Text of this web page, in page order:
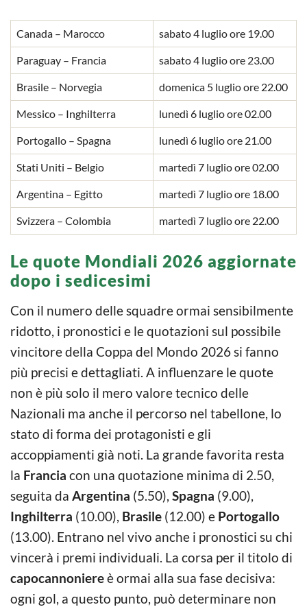
Canada – Marocco sabato 4 luglio ore 19.00
Paraguay – Francia sabato 4 luglio ore 23.00
Brasile – Norvegia domenica 5 luglio ore 22.00
Messico – Inghilterra lunedì 6 luglio ore 02.00
Portogallo – Spagna lunedì 6 luglio ore 21.00
Stati Uniti – Belgio martedì 7 luglio ore 02.00
Argentina – Egitto martedì 7 luglio ore 18.00
Svizzera – Colombia martedì 7 luglio ore 22.00
Le quote Mondiali 2026 aggiornate
dopo i sedicesimi
Con il numero delle squadre ormai sensibilmente
ridotto, i pronostici e le quotazioni sul possibile
vincitore della Coppa del Mondo 2026 si fanno
più precisi e dettagliati. A influenzare le quote
non è più solo il mero valore tecnico delle
Nazionali ma anche il percorso nel tabellone, lo
stato di forma dei protagonisti e gli
accoppiamenti già noti. La grande favorita resta
la Francia con una quotazione minima di 2.50,
seguita da Argentina (5.50), Spagna (9.00),
Inghilterra (10.00), Brasile (12.00) e Portogallo
(13.00). Entrano nel vivo anche i pronostici su chi
vincerà i premi individuali. La corsa per il titolo di
capocannoniereè ormai alla sua fase decisiva:
ogni gol, a questo punto, può determinare non